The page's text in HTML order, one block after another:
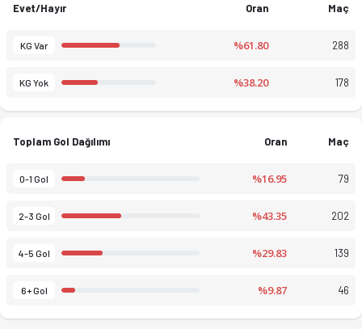
Evet/Hayır Oran Maç
KG Var %61.80 288
KG Yok %38.20 178
Toplam Gol Dağılımı Oran Maç
0-1 Gol %16.95 79
2-3 Gol %43.35 202
4-5 Gol %29.83 139
6+ Gol %9.87 46